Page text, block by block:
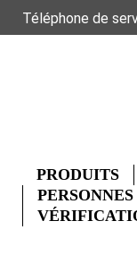
Téléphone de
PRODUITS